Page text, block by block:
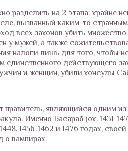
разделить на 2 этапа: крайне
вызванный каким-то
всех законов убить
у мужей, а также
налоги лишь для того, чтобы
единственного действующего
и женщин, убили консулы
правитель, являющийся одним
Именно Басараб (ок. 1431-
1456-1462 и 1476 годах,
о вампирах.